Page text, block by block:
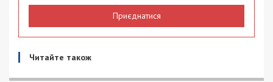
Приєднатися
Читайте також